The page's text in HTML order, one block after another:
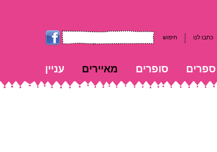
חיפוש כתבו לנו
ספרים סופרים מאיירים עניין